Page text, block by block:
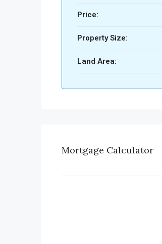
Price:
Property Size:
Land Area:
Mortgage Calculator